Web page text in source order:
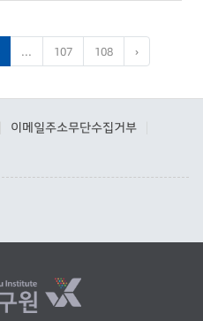
... 107 108 ›
이메일주소무단수집거부